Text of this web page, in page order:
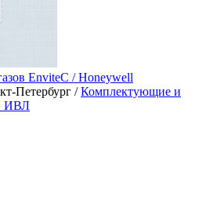
EnviteC / Honeywell
Петербург /Комплектующие и
ИВЛ